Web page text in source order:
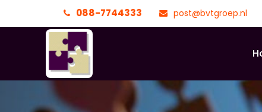
088-7744333 post@bvtgroep.nl